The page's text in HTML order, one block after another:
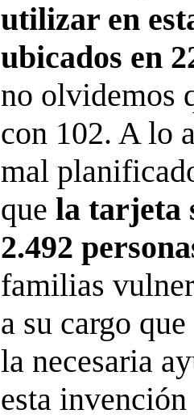
utilizar en
ubicados en
no olvidemos
con 102. A lo
mal
que la tarjeta
2.492
familias
a su cargo
la necesaria
esta